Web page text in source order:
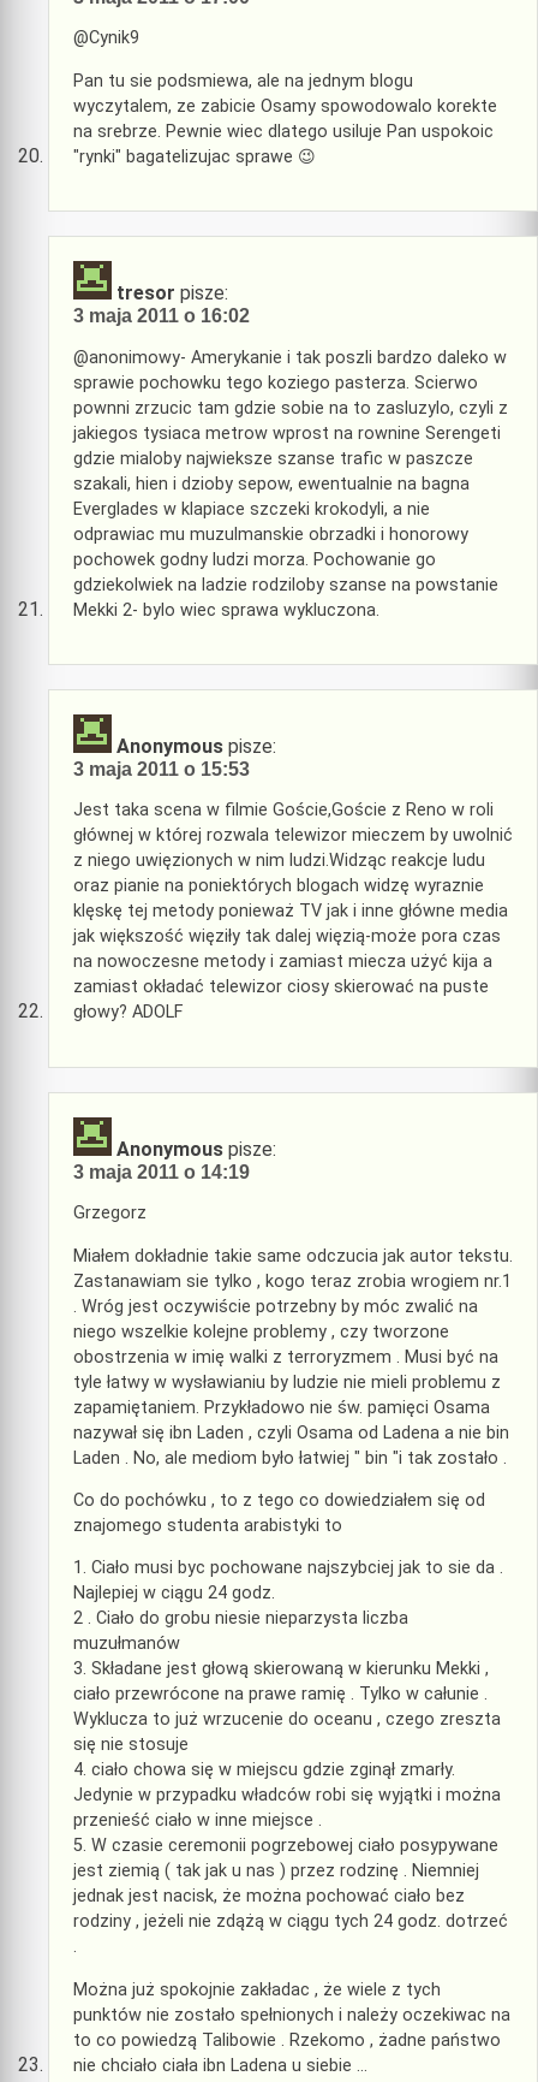
@Cynik9
Pan tu sie podsmiewa, ale na jednym blogu
wyczytalem, ze zabicie Osamy spowodowalo korekte
na srebrze. Pewnie wiec dlatego usiluje Pan uspokoic
"rynki" bagatelizujac sprawe 😉
tresor pisze:
3 maja 2011 o 16:02
@anonimowy- Amerykanie i tak poszli bardzo daleko w
sprawie pochowku tego koziego pasterza. Scierwo
pownni zrzucic tam gdzie sobie na to zasluzylo, czyli z
jakiegos tysiaca metrow wprost na rownine Serengeti
gdzie mialoby najwieksze szanse trafic w paszcze
szakali, hien i dzioby sepow, ewentualnie na bagna
Everglades w klapiace szczeki krokodyli, a nie
odprawiac mu muzulmanskie obrzadki i honorowy
pochowek godny ludzi morza. Pochowanie go
gdziekolwiek na ladzie rodziloby szanse na powstanie
Mekki 2- bylo wiec sprawa wykluczona.
Anonymous pisze:
3 maja 2011 o 15:53
Jest taka scena w filmie Goście,Goście z Reno w roli
głównej w której rozwala telewizor mieczem by uwolnić
z niego uwięzionych w nim ludzi.Widząc reakcje ludu
oraz pianie na poniektórych blogach widzę wyraznie
klęskę tej metody ponieważ TV jak i inne główne media
jak większość więziły tak dalej więzią-może pora czas
na nowoczesne metody i zamiast miecza użyć kija a
zamiast okładać telewizor ciosy skierować na puste
głowy? ADOLF
Anonymous pisze:
3 maja 2011 o 14:19
Grzegorz
Miałem dokładnie takie same odczucia jak autor tekstu.
Zastanawiam sie tylko , kogo teraz zrobia wrogiem nr.1
. Wróg jest oczywiście potrzebny by móc zwalić na
niego wszelkie kolejne problemy , czy tworzone
obostrzenia w imię walki z terroryzmem . Musi być na
tyle łatwy w wysławianiu by ludzie nie mieli problemu z
zapamiętaniem. Przykładowo nie św. pamięci Osama
nazywał się ibn Laden , czyli Osama od Ladena a nie bin
Laden . No, ale mediom było łatwiej " bin "i tak zostało .
Co do pochówku , to z tego co dowiedziałem się od
znajomego studenta arabistyki to
1. Ciało musi byc pochowane najszybciej jak to sie da .
Najlepiej w ciągu 24 godz.
2 . Ciało do grobu niesie nieparzysta liczba
muzułmanów
3. Składane jest głową skierowaną w kierunku Mekki ,
ciało przewrócone na prawe ramię . Tylko w całunie .
Wyklucza to już wrzucenie do oceanu , czego zreszta
się nie stosuje
4. ciało chowa się w miejscu gdzie zginął zmarły.
Jedynie w przypadku władców robi się wyjątki i można
przenieść ciało w inne miejsce .
5. W czasie ceremonii pogrzebowej ciało posypywane
jest ziemią ( tak jak u nas ) przez rodzinę . Niemniej
jednak jest nacisk, że można pochować ciało bez
rodziny , jeżeli nie zdążą w ciągu tych 24 godz. dotrzeć
.
Można już spokojnie zakładac , że wiele z tych
punktów nie zostało spełnionych i należy oczekiwac na
to co powiedzą Talibowie . Rzekomo , żadne państwo
nie chciało ciała ibn Ladena u siebie …